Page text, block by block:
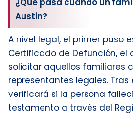
Austin?
A nivel legal, el primer paso
Certificado de Defunción, el
solicitar aquellos familiares
representantes legales.
verificará si la persona
testamento a través del